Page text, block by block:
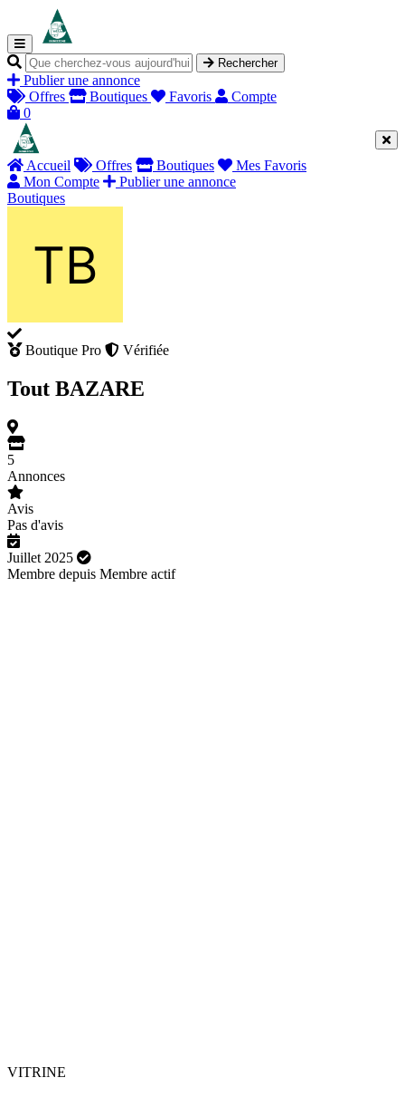
Rechercher
Publier une annonce
Offres
Boutiques Favoris
Compte
0
Accueil Offres Boutiques
Mes Favoris
Mon Compte
Publier une annonce
Boutiques
Boutique Pro Vérifiée
Tout BAZARE
5
Annonces
Avis
Pas d'avis
Juillet 2025
Membre depuis Membre actif
VITRINE